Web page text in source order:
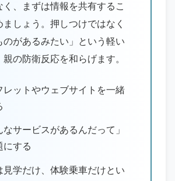
く、まずは情報を共有するこ
ましょう。押しつけではなく
のがあるみたい」という軽い
親の防衛反応を和らげます。
レットやウェブサイトを一緒
なサービスがあるんだって」
にする
見学だけ、体験乗車だけとい